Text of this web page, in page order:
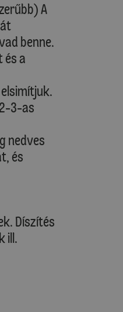
A
benne.
és a
3-as
nedves
és
Díszítés
ill.